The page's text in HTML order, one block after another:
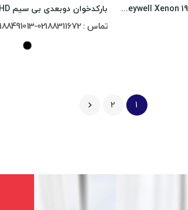
بارکدخوان دوبعدی Honeywell Xenon 1900g-HD
تماس : 02188311672-02188491013
1
2
